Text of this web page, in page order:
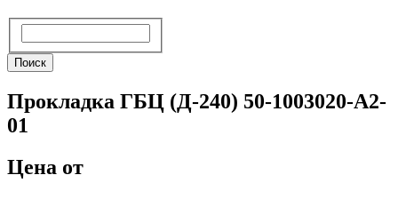
Поиск
Прокладка ГБЦ (Д-240) 50-1003020-А2-
01
Цена от